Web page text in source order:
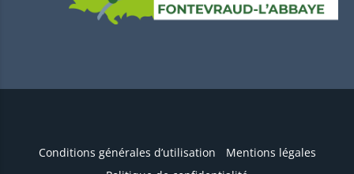
Conditions générales d’utilisation
Mentions légales